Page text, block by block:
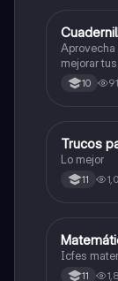
ICFES:
mejorar
Prueba
10
Química
Trucos
Lo mejor
11
ICFES:
Icfes
11